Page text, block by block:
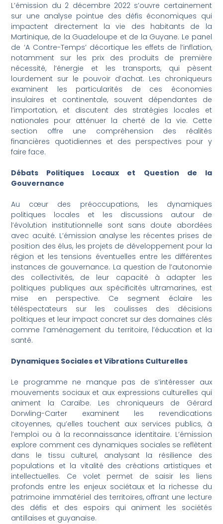
L’émission du 2 décembre 2022 s’ouvre certainement
sur une analyse pointue des défis économiques qui
impactent directement la vie des habitants de la
Martinique, de la Guadeloupe et de la Guyane. Le panel
de ‘A Contre-Temps’ décortique les effets de l’inflation,
notamment sur les prix des produits de première
nécessité, l’énergie et les transports, qui pèsent
lourdement sur le pouvoir d’achat. Les chroniqueurs
examinent les particularités de ces économies
insulaires et continentale, souvent dépendantes de
l’importation, et discutent des stratégies locales et
nationales pour atténuer la cherté de la vie. Cette
section offre une compréhension des réalités
financières quotidiennes et des perspectives pour y
faire face.
Débats Politiques Locaux et Question de la
Gouvernance
Au cœur des préoccupations, les dynamiques
politiques locales et les discussions autour de
l’évolution institutionnelle sont sans doute abordées
avec acuité. L’émission analyse les récentes prises de
position des élus, les projets de développement pour la
région et les tensions éventuelles entre les différentes
instances de gouvernance. La question de l’autonomie
des collectivités, de leur capacité à adapter les
politiques publiques aux spécificités ultramarines, est
mise en perspective. Ce segment éclaire les
téléspectateurs sur les coulisses des décisions
politiques et leur impact concret sur des domaines clés
comme l’aménagement du territoire, l’éducation et la
santé.
Dynamiques Sociales et Vibrations Culturelles
Le programme ne manque pas de s’intéresser aux
mouvements sociaux et aux expressions culturelles qui
animent la Caraïbe. Les chroniqueurs de Gérard
Dorwling-Carter examinent les revendications
citoyennes, qu’elles touchent aux services publics, à
l’emploi ou à la reconnaissance identitaire. L’émission
explore comment ces dynamiques sociales se reflètent
dans le tissu culturel, analysant la résilience des
populations et la vitalité des créations artistiques et
intellectuelles. Ce volet permet de saisir les liens
profonds entre les enjeux sociétaux et la richesse du
patrimoine immatériel des territoires, offrant une lecture
des défis et des espoirs qui animent les sociétés
antillaises et guyanaise.